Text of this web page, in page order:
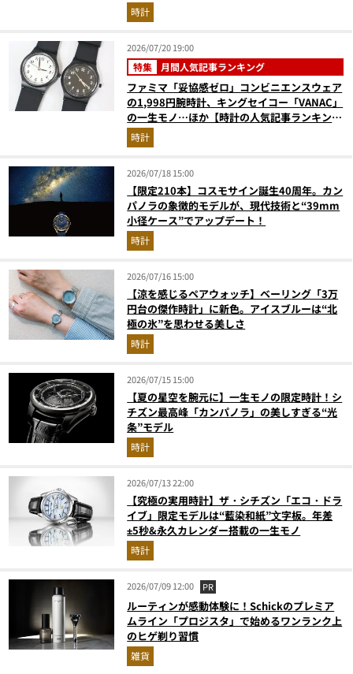
時計
2026/07/20 19:00
特集 月間人気記事ランキング
ファミマ「妥協感ゼロ」コンビニエンスウェア
の1,998円腕時計、キングセイコー「VANAC」
の一生モノ…ほか【時計の人気記事ランキング
ベスト3】（2026年6月版）
時計
2026/07/18 15:00
【限定210本】コスモサイン誕生40周年。カン
パノラの象徴的モデルが、現代技術と“39mm
小径ケース”でアップデート！
時計
2026/07/16 15:00
【涼を感じるペアウォッチ】ベーリング「3万
円台の傑作時計」に新色。アイスブルーは“北
極の氷”を思わせる美しさ
時計
2026/07/15 15:00
【夏の星空を腕元に】一生モノの限定時計！シ
チズン最高峰「カンパノラ」の美しすぎる“光
条”モデル
時計
2026/07/13 22:00
【究極の実用時計】ザ・シチズン「エコ・ドラ
イブ」限定モデルは“藍染和紙”⽂字板。年差
±5秒&永久カレンダー搭載の一生モノ
時計
2026/07/09 12:00 PR
ルーティンが感動体験に！Schickのプレミア
ムライン「プロジスタ」で始めるワンランク上
のヒゲ剃り習慣
雑貨